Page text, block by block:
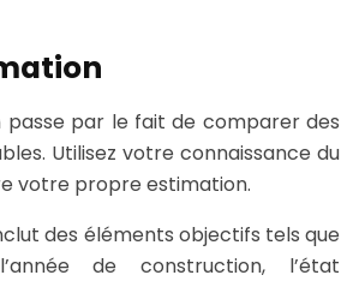
par le fait de comparer des
Utilisez votre connaissance du
votre propre estimation.
des éléments objectifs tels que
de construction, l’état